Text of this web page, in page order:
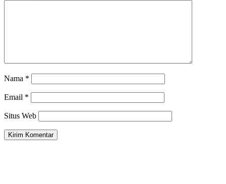
Nama *
Email *
Situs Web